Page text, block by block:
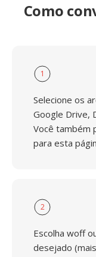
Como
1
Selecione os
Google Drive,
Você também
para esta
2
Escolha woff
desejado